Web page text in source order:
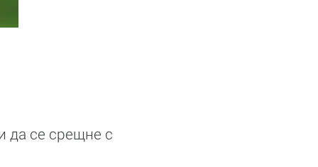
да се срещне с